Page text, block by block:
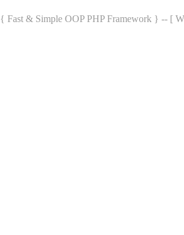
{ Fast & Simple OOP PHP Framework } -- [